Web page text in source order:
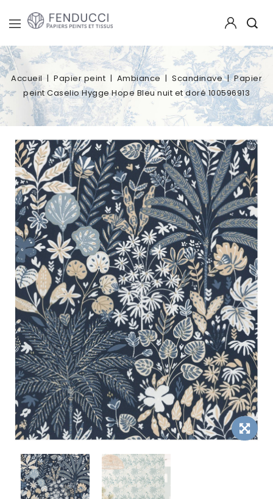
Accueil Papier peint Ambiance Scandinave
Papier
peint Caselio Hygge Hope Bleu nuit et doré 100596913